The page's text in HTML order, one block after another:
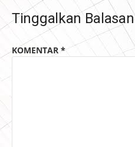
Tinggalkan Balasan
KOMENTAR *